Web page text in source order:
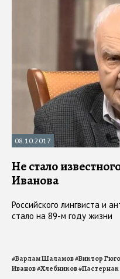
08.10.2017
Не стало
Иванова
Российского лингвиста и
стало на 89-м году жизни
#Варлам Шаламов#Виктор Гюго
Иванов#Хлебников#Пастернак